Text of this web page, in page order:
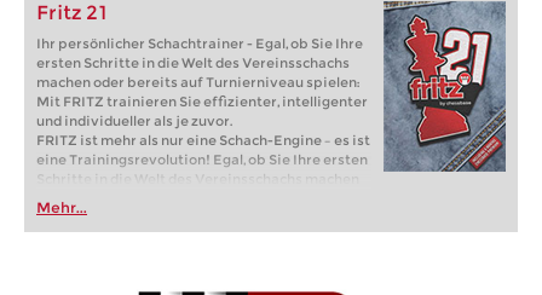
Fritz 21
Ihr persönlicher Schachtrainer - Egal, ob Sie Ihre
ersten Schritte in die Welt des Vereinsschachs
machen oder bereits auf Turnierniveau spielen:
Mit FRITZ trainieren Sie effizienter, intelligenter
und individueller als je zuvor.
FRITZ ist mehr als nur eine Schach-Engine – es ist
eine Trainingsrevolution! Egal, ob Sie Ihre ersten
Schritte in die Welt des Vereinsschachs machen
oder bereits auf Turnierniveau spielen: Mit
FRITZ trainieren Sie effizienter, intelligenter und
individueller als je zuvor.
Mehr...